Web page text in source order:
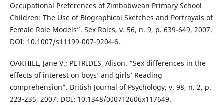
Occupational Preferences of Zimbabwean Primary School
Children: The Use of Biographical Sketches and Portrayals of
Female Role Models”. Sex Roles, v. 56, n. 9, p. 639-649, 2007.
DOI: 10.1007/s11199-007-9204-6.
OAKHILL, Jane V.; PETRIDES, Alison. “Sex differences in the
effects of interest on boys’ and girls’ Reading
comprehension”. British Journal of Psychology, v. 98, n. 2, p.
223-235, 2007. DOI: 10.1348/000712606x117649.